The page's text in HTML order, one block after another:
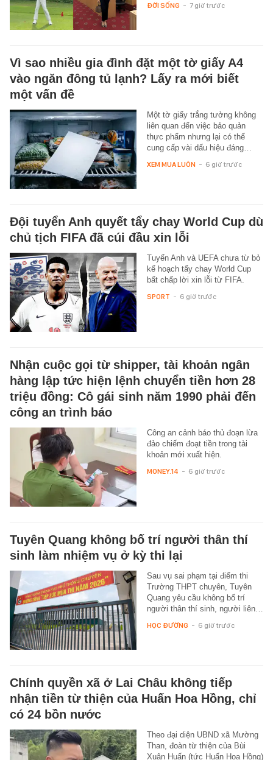
ĐỜI SỐNG - 7 giờ trước
Vì sao nhiều gia đình đặt một tờ giấy A4
vào ngăn đông tủ lạnh? Lấy ra mới biết
một vấn đề
Một tờ giấy trắng tưởng không
liên quan đến việc bảo quản
thực phẩm nhưng lại có thể
cung cấp vài dấu hiệu đáng…
XEM MUA LUÔN - 6 giờ trước
Đội tuyển Anh quyết tẩy chay World Cup dù
chủ tịch FIFA đã cúi đầu xin lỗi
Tuyển Anh và UEFA chưa từ bỏ
kế hoạch tẩy chay World Cup
bất chấp lời xin lỗi từ FIFA.
SPORT - 6 giờ trước
Nhận cuộc gọi từ shipper, tài khoản ngân
hàng lập tức hiện lệnh chuyển tiền hơn 28
triệu đồng: Cô gái sinh năm 1990 phải đến
công an trình báo
Công an cảnh báo thủ đoạn lừa
đảo chiếm đoạt tiền trong tài
khoản mới xuất hiện.
MONEY.14 - 6 giờ trước
Tuyên Quang không bố trí người thân thí
sinh làm nhiệm vụ ở kỳ thi lại
Sau vụ sai phạm tại điểm thi
Trường THPT chuyên, Tuyên
Quang yêu cầu không bố trí
người thân thí sinh, người liên…
HỌC ĐƯỜNG - 6 giờ trước
Chính quyền xã ở Lai Châu không tiếp
nhận tiền từ thiện của Huấn Hoa Hồng, chỉ
có 24 bồn nước
Theo đại diện UBND xã Mường
Than, đoàn từ thiện của Bùi
Xuân Huấn (tức Huấn Hoa Hồng)